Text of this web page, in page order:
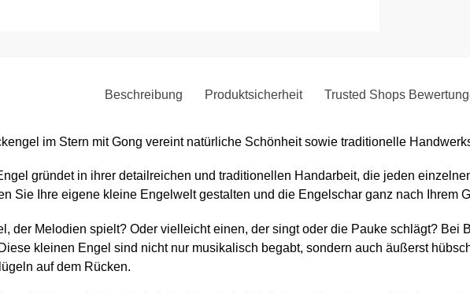
Beschreibung Produktsicherheit Trusted Shops
im Stern mit Gong vereint natürliche Schönheit sowie traditionelle
gründet in ihrer detailreichen und traditionellen Handarbeit, die jeden
Sie Ihre eigene kleine Engelwelt gestalten und die Engelschar ganz nach Ihrem
der Melodien spielt? Oder vielleicht einen, der singt oder die Pauke schlägt? Bei
kleinen Engel sind nicht nur musikalisch begabt, sondern auch äußerst
auf dem Rücken.